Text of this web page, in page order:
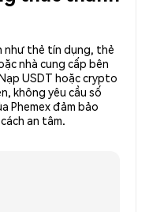
như thẻ tín dụng, thẻ
nhà cung cấp bên
USDT hoặc crypto
không yêu cầu số
Phemex đảm bảo
an tâm.